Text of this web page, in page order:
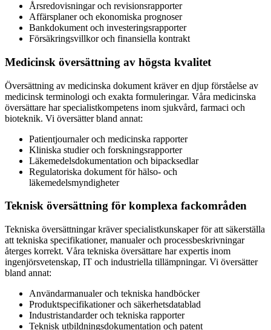
Årsredovisningar och revisionsrapporter
Affärsplaner och ekonomiska prognoser
Bankdokument och investeringsrapporter
Försäkringsvillkor och finansiella kontrakt
Medicinsk översättning av högsta kvalitet
Översättning av medicinska dokument kräver en djup förståelse av
medicinsk terminologi och exakta formuleringar. Våra medicinska
översättare har specialistkompetens inom sjukvård, farmaci och
bioteknik. Vi översätter bland annat:
Patientjournaler och medicinska rapporter
Kliniska studier och forskningsrapporter
Läkemedelsdokumentation och bipacksedlar
Regulatoriska dokument för hälso- och
läkemedelsmyndigheter
Teknisk översättning för komplexa fackområden
Tekniska översättningar kräver specialistkunskaper för att säkerställa
att tekniska specifikationer, manualer och processbeskrivningar
återges korrekt. Våra tekniska översättare har expertis inom
ingenjörsvetenskap, IT och industriella tillämpningar. Vi översätter
bland annat:
Användarmanualer och tekniska handböcker
Produktspecifikationer och säkerhetsdatablad
Industristandarder och tekniska rapporter
Teknisk utbildningsdokumentation och patent